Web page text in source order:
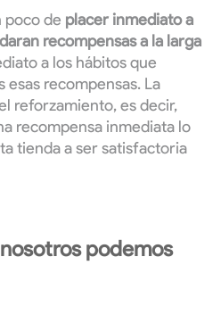
poco de placer inmediato a
recompensas a la larga
a los hábitos que
esas recompensas. La
reforzamiento, es decir,
recompensa inmediata lo
tienda a ser satisfactoria
osotros podemos